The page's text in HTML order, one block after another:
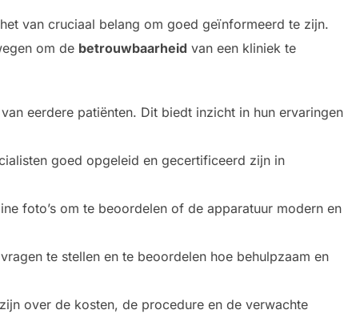
van cruciaal belang om goed geïnformeerd te zijn.
om de betrouwbaarheid van een kliniek te
eerdere patiënten. Dit biedt inzicht in hun ervaringen
goed opgeleid en gecertificeerd zijn in
foto’s om te beoordelen of de apparatuur modern en
te stellen en te beoordelen hoe behulpzaam en
over de kosten, de procedure en de verwachte